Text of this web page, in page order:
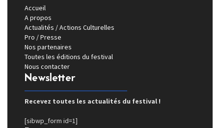
Accueil
A propos
Actualités / Actions Culturelles
Pro / Presse
Nos partenaires
Toutes les éditions du festival
Nous contacter
Newsletter
Recevez toutes les actualités du festival !
[sibwp_form id=1]